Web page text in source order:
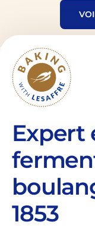
du vin et
autres
levure pour
La levure
Expert
1853